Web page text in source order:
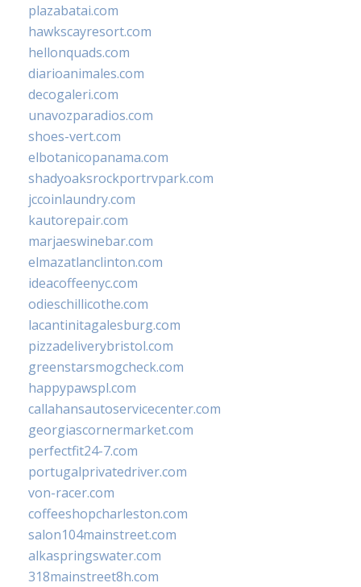
plazabatai.com
hawkscayresort.com
hellonquads.com
diarioanimales.com
decogaleri.com
unavozparadios.com
shoes-vert.com
elbotanicopanama.com
shadyoaksrockportrvpark.com
jccoinlaundry.com
kautorepair.com
marjaeswinebar.com
elmazatlanclinton.com
ideacoffeenyc.com
odieschillicothe.com
lacantinitagalesburg.com
pizzadeliverybristol.com
greenstarsmogcheck.com
happypawspl.com
callahansautoservicecenter.com
georgiascornermarket.com
perfectfit24-7.com
portugalprivatedriver.com
von-racer.com
coffeeshopcharleston.com
salon104mainstreet.com
alkaspringswater.com
318mainstreet8h.com